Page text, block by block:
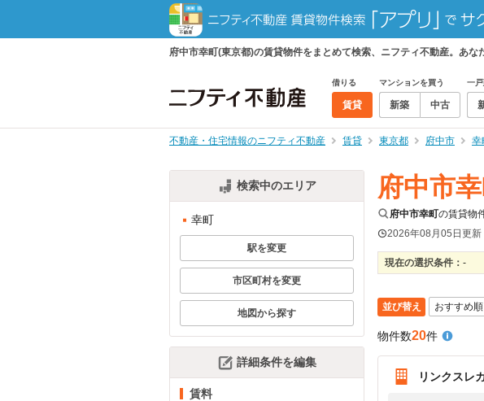
府中市幸町(東京都)の賃貸物件をまとめて検索、ニフティ不動産。あな
借りる
賃貸
マンションを買う
新築 中古
一
不動産・住宅情報のニフティ不動産 賃貸 東京都 府中市 幸
検索中のエリア
幸町
駅を変更
市区町村を変更
地図から探す
詳細条件を編集
賃料
府中市
府中市幸町の賃貸物
2026年08月05日更新
現在の選択条件： -
並び替え
物件数20件
リンクスレ